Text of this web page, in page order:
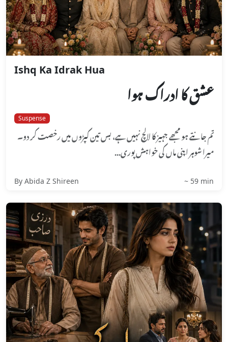
Ishq Ka Idrak Hua
عشق کا ادراک ہوا
Suspense
تم جانتے ہو مجھے جہیز کا لالچ نہیں ہے، بس تین کپڑوں میں رخصت کر دو۔
میرا شوہر اپنی ماں کی خواہش پوری...
By Abida Z Shireen ~ 59 min